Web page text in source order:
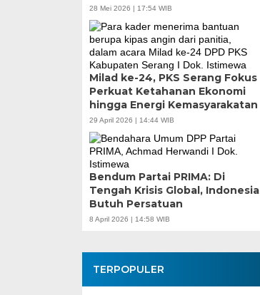
28 Mei 2026 | 17:54 WIB
Milad ke-24, PKS Serang Fokus
Perkuat Ketahanan Ekonomi
hingga Energi Kemasyarakatan
29 April 2026 | 14:44 WIB
Bendum Partai PRIMA: Di
Tengah Krisis Global, Indonesia
Butuh Persatuan
8 April 2026 | 14:58 WIB
TERPOPULER